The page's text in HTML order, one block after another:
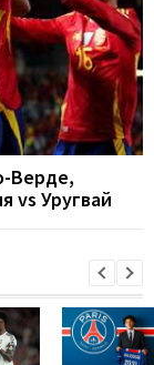
Верде,
vs Уругвай